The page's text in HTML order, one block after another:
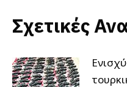
Σχετικές